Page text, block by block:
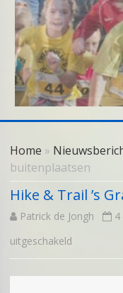
Home »
buitenplaatsen
Hike & Trail ’s
Patrick de Jongh
uitgeschakeld